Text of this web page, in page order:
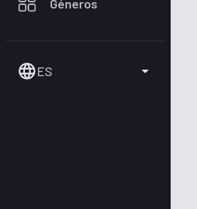
Géneros
ES